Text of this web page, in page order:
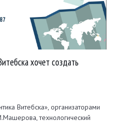
хочет создать
Витебска», организаторами
технологический